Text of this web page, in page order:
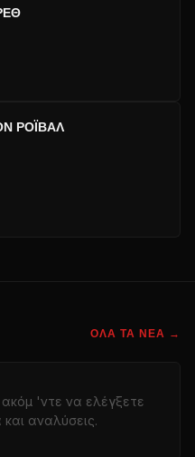
ΡΌΪΒΑΛ
ΌΛΑ ΤΑ ΝΈΑ →
'ντε να ελέγξετε
αναλύσεις.